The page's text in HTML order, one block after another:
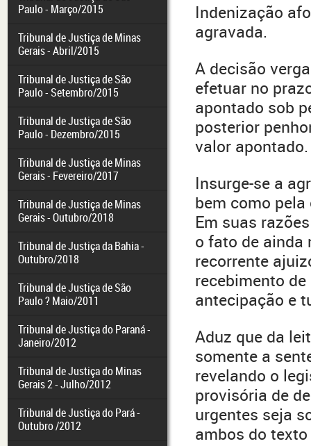
Paulo - Março/2015
Tribunal de Justiça de Minas
Gerais - Abril/2015
Tribunal de Justiça de São
Paulo - Setembro/2015
Tribunal de Justiça de São
Paulo - Dezembro/2015
Tribunal de Justiça de Minas
Gerais - Fevereiro/2017
Tribunal de Justiça de Minas
Gerais - Outubro/2018
Tribunal de Justiça da Bahia -
Outubro/2018
Tribunal de Justiça de São
Paulo ? Maio/2011
Tribunal de Justiça do Paraná -
Janeiro/2012
Tribunal de Justiça do Minas
Gerais 2 - Julho/2012
Tribunal de Justiça do Pará -
Outubro /2012
Indenização
agravada.
A decisão
efetuar no
apontado sob
posterior
valor apontado.
Insurge-se a
bem como
Em suas
o fato de ainda
recorrente
recebimento
antecipação e
Aduz que da
somente a
revelando o
provisória de
urgentes seja
ambos do